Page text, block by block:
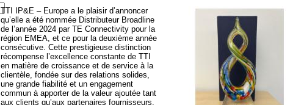
TTI IP&E – Europe a le plaisir d’annoncer
qu’elle a été nommée Distributeur Broadline
de l’année 2024 par TE Connectivity pour la
région EMEA, et ce pour la deuxième année
consécutive. Cette prestigieuse distinction
récompense l’excellence constante de TTI
en matière de croissance et de service à la
clientèle, fondée sur des relations solides,
une grande fiabilité et un engagement
commun à apporter de la valeur ajoutée tant
aux clients qu’aux partenaires fournisseurs.